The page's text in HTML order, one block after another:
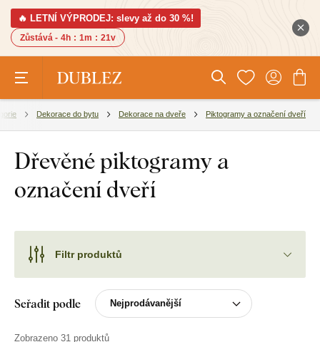
🔥 LETNÍ VÝPRODEJ: slevy až do 30 %!
Zůstává - 4h : 1m : 20v
Dekorace do bytu Dekorace na dveře Piktogramy a označení dveří
Dřevěné piktogramy a
označení dveří
Filtr produktů
Seřadit podle
Zobrazeno 31 produktů